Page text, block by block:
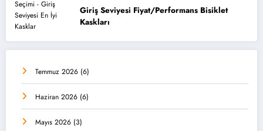
Giriş Seviyesi Fiyat/Performans Bisiklet
Kaskları
Temmuz 2026 (6)
Haziran 2026 (6)
Mayıs 2026 (3)